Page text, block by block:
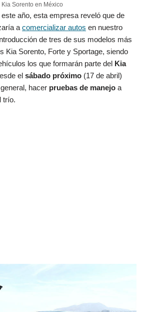
Kia Sorento en México
año, esta empresa reveló que de
a comercializar autos en nuestro
de tres de sus modelos más
Kia Sorento, Forte y Sportage, siendo
los que formarán parte del Kia
el sábado próximo (17 de abril)
hacer pruebas de manejo a
trío.